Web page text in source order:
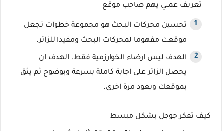
تعريف عملي يهم صاحب موقع
تحسين محركات البحث هو مجموعة خطوات تجعل
موقعك مفهوما لمحركات البحث ومفيدا للزائر.
الهدف ليس ارضاء الخوارزمية فقط. الهدف ان
يحصل الزائر على اجابة كاملة بسرعة وبوضوح ثم يثق
بموقعك ويعود مرة اخرى.
كيف تفكر جوجل بشكل مبسط